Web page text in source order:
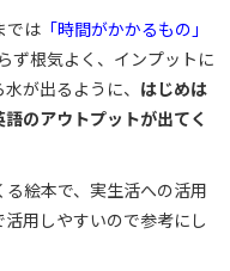
では 「時間がかかるもの」
ず根気よく、インプットに
が出るように、 はじめは
のアウトプットが出てく
絵本で、実生活への活用
用しやすいので参考にし